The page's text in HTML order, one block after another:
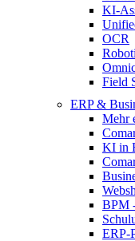
KI-
OCR
Field
ERP &
Mehr
KI in
BPM
ERP-